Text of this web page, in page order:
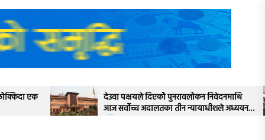
देउवा पक्षयले दिएकोे पुनरावलोकन निवेदनमाथि
आज सर्वोच्च अदालतका तीन न्यायाधीशले अध्ययन
स्थगित